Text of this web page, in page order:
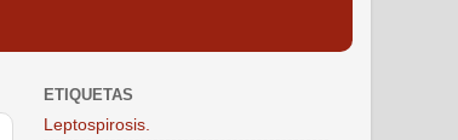
ETIQUETAS
Leptospirosis.